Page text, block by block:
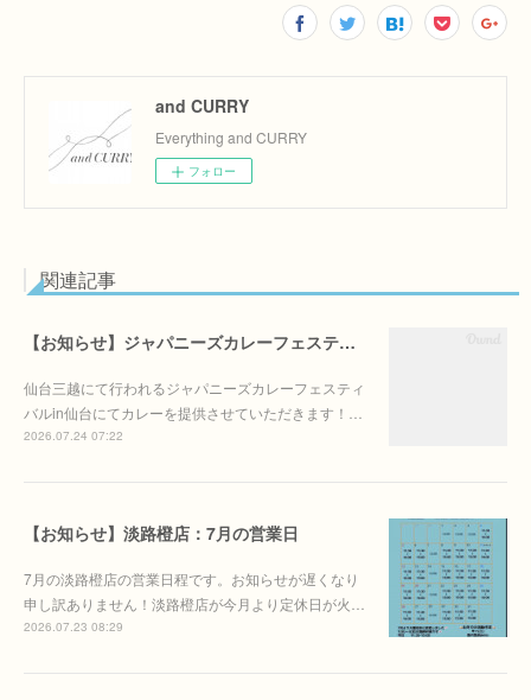
and CURRY
Everything and CURRY
フォロー
関連記事
【お知らせ】ジャパニーズカレーフェスティバルin仙台に出店します！
仙台三越にて行われるジャパニーズカレーフェスティ
バルin仙台にてカレーを提供させていただきます！…
2026.07.24 07:22
【お知らせ】淡路橙店：7月の営業日
7月の淡路橙店の営業日程です。お知らせが遅くなり
申し訳ありません！淡路橙店が今月より定休日が火…
2026.07.23 08:29